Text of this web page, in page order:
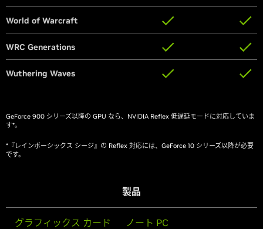
World of Warcraft
WRC Generations
Wuthering Waves
World of Warcraft
WRC Generations
Wuthering Waves
GeForce 900 シリーズ以降の GPU なら、NVIDIA Reflex 低遅延モードに対応していま
す*。
*『レインボーシックス シージ』の Reflex 対応には、GeForce 10 シリーズ以降が必要
です。
製品
グラフィックス カード ノート PC